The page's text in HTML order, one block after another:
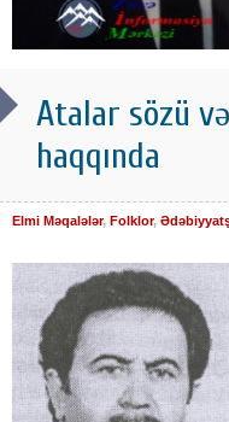
Atalar sözü
haqqında
Elmi Məqalələr, Folklor,